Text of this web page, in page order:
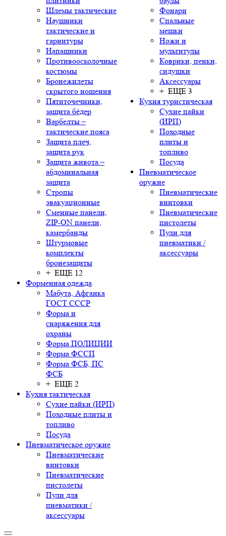
Шлемы тактические
Наушники
тактические и
гарнитуры
Напашники
Противоосколочные
костюмы
Бронежилеты
скрытого ношения
Пятиточечники,
защита бёдер
Варбелты –
тактические пояса
Защита плеч,
защита рук
Защита живота –
абдоминальная
защита
Стропы
эвакуационные
Сменные панели,
ZIP-ON панели,
камербанды
Штурмовые
комплекты
бронезащиты
+ ЕЩЕ 12
Форменная одежда
Мабута, Афганка
ГОСТ СССР
Форма и
снаряжения для
охраны
Форма ПОЛИЦИИ
Форма ФССП
Форма ФСБ, ПС
ФСБ
+ ЕЩЕ 2
Кухня тактическая
Сухие пайки (ИРП)
Походные плиты и
топливо
Посуда
Пневматическое оружие
Пневматические
винтовки
Пневматические
пистолеты
Пули для
пневматики /
аксессуары
Фонари
Спальные
мешки
Ножи и
мультитулы
Коврики, пенки,
сидушки
Аксессуары
+ ЕЩЕ 3
Кухня туристическая
Сухие пайки
(ИРП)
Походные
плиты и
топливо
Посуда
Пневматическое
оружие
Пневматические
винтовки
Пневматические
пистолеты
Пули для
пневматики /
аксессуары